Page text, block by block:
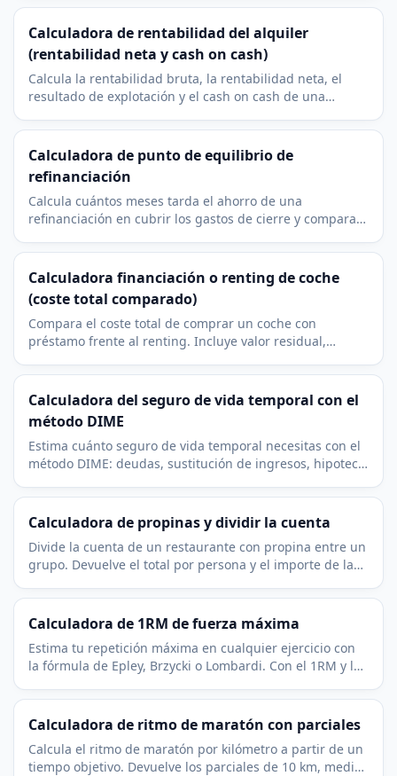
inmueble y seguro.
Calculadora de rentabilidad del alquiler
(rentabilidad neta y cash on cash)
Calcula la rentabilidad bruta, la rentabilidad neta, el
resultado de explotación y el cash on cash de una
Calculadora de punto de equilibrio de
refinanciación
Calcula cuántos meses tarda el ahorro de una
refinanciación en cubrir los gastos de cierre y compara
Calculadora financiación o renting de coche
(coste total comparado)
Compara el coste total de comprar un coche con
préstamo frente al renting. Incluye valor residual,
Calculadora del seguro de vida temporal con el
método DIME
Estima cuánto seguro de vida temporal necesitas con el
método DIME: deudas, sustitución de ingresos, hipoteca,
Calculadora de propinas y dividir la cuenta
Divide la cuenta de un restaurante con propina entre un
grupo. Devuelve el total por persona y el importe de la
Calculadora de 1RM de fuerza máxima
Estima tu repetición máxima en cualquier ejercicio con
la fórmula de Epley, Brzycki o Lombardi. Con el 1RM y la
Calculadora de ritmo de maratón con parciales
Calcula el ritmo de maratón por kilómetro a partir de un
tiempo objetivo. Devuelve los parciales de 10 km, media